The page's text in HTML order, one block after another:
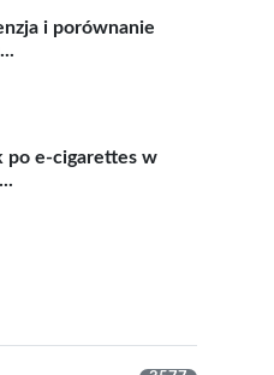
i porównanie
po e-cigarettes w